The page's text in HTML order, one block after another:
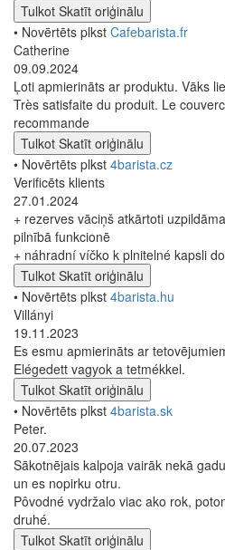
Tulkot Skatīt oriģinālu
• Novērtēts plkst Cafebarista.fr
Catherine
09.09.2024
Ļoti apmierināts ar produktu. Vāks
Très satisfaite du produit. Le
recommande
Tulkot Skatīt oriģinālu
• Novērtēts plkst 4barista.cz
Verificēts klients
27.01.2024
+ rezerves vāciņš atkārtoti
pilnībā funkcionē
+ náhradní víčko k plnitelné kapsli
Tulkot Skatīt oriģinālu
• Novērtēts plkst 4barista.hu
Villányi
19.11.2023
Es esmu apmierināts ar
Elégedett vagyok a tetmékkel.
Tulkot Skatīt oriģinālu
• Novērtēts plkst 4barista.sk
Peter.
20.07.2023
Sākotnējais kalpoja vairāk nekā
un es nopirku otru.
Pôvodné vydržalo viac ako rok,
druhé.
Tulkot Skatīt oriģinālu